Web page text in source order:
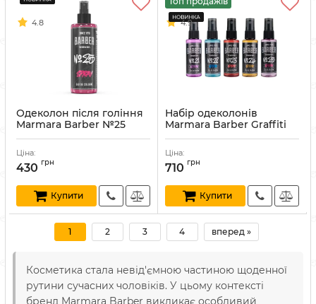
4.8
Одеколон після гоління
Marmara Barber №25
Артикул:
Ціна:
430 грн
Купити
4.9
Набір одеколонів
Marmara Barber Graffiti
Артикул:
Ціна:
710 грн
Купити
1 2 3 4 вперед »
Косметика стала невід'ємною частиною щоденної
рутини сучасних чоловіків. У цьому контексті
бренд Marmara Barber викликає особливий